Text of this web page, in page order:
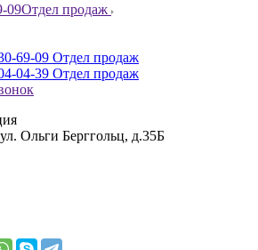
09Отдел продаж
69-09 Отдел продаж
04-39 Отдел продаж
Ольги Берггольц, д.35Б